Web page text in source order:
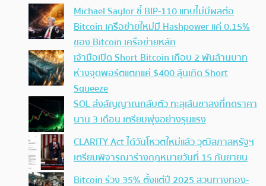
Michael Saylor ชี้ BIP-110 แทบไม่มีผลต่อ
Bitcoin เครือข่ายใหม่มี Hashpower แค่ 0.15%
ของ Bitcoin เครือข่ายหลัก
เจ้ามือเปิด Short Bitcoin เกือบ 2 พันล้านบาท
ห่างจุดพอร์ตแตกแค่ $400 ลุ้นเกิด Short
Squeeze
SOL ส่งสัญญาณกลับตัว ทะลุเส้นขาลงที่กดราคา
นาน 3 เดือน เตรียมพุ่งอย่างรุนแรง
CLARITY Act ได้วันโหวตใหม่แล้ว วุฒิสภาสหรัฐฯ
เตรียมพิจารณาร่างกฎหมายวันที่ 15 กันยายน
Bitcoin ร่วง 35% ตั้งแต่ปี 2025 สวนทางทอง-